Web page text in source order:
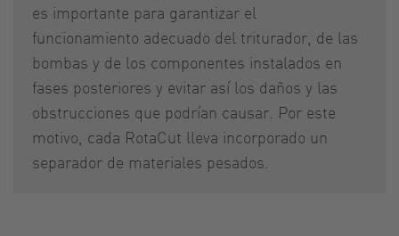
es importante para garantizar el
funcionamiento adecuado del triturador, de las
bombas y de los componentes instalados en
fases posteriores y evitar así los daños y las
obstrucciones que podrían causar. Por este
motivo, cada RotaCut lleva incorporado un
separador de materiales pesados.